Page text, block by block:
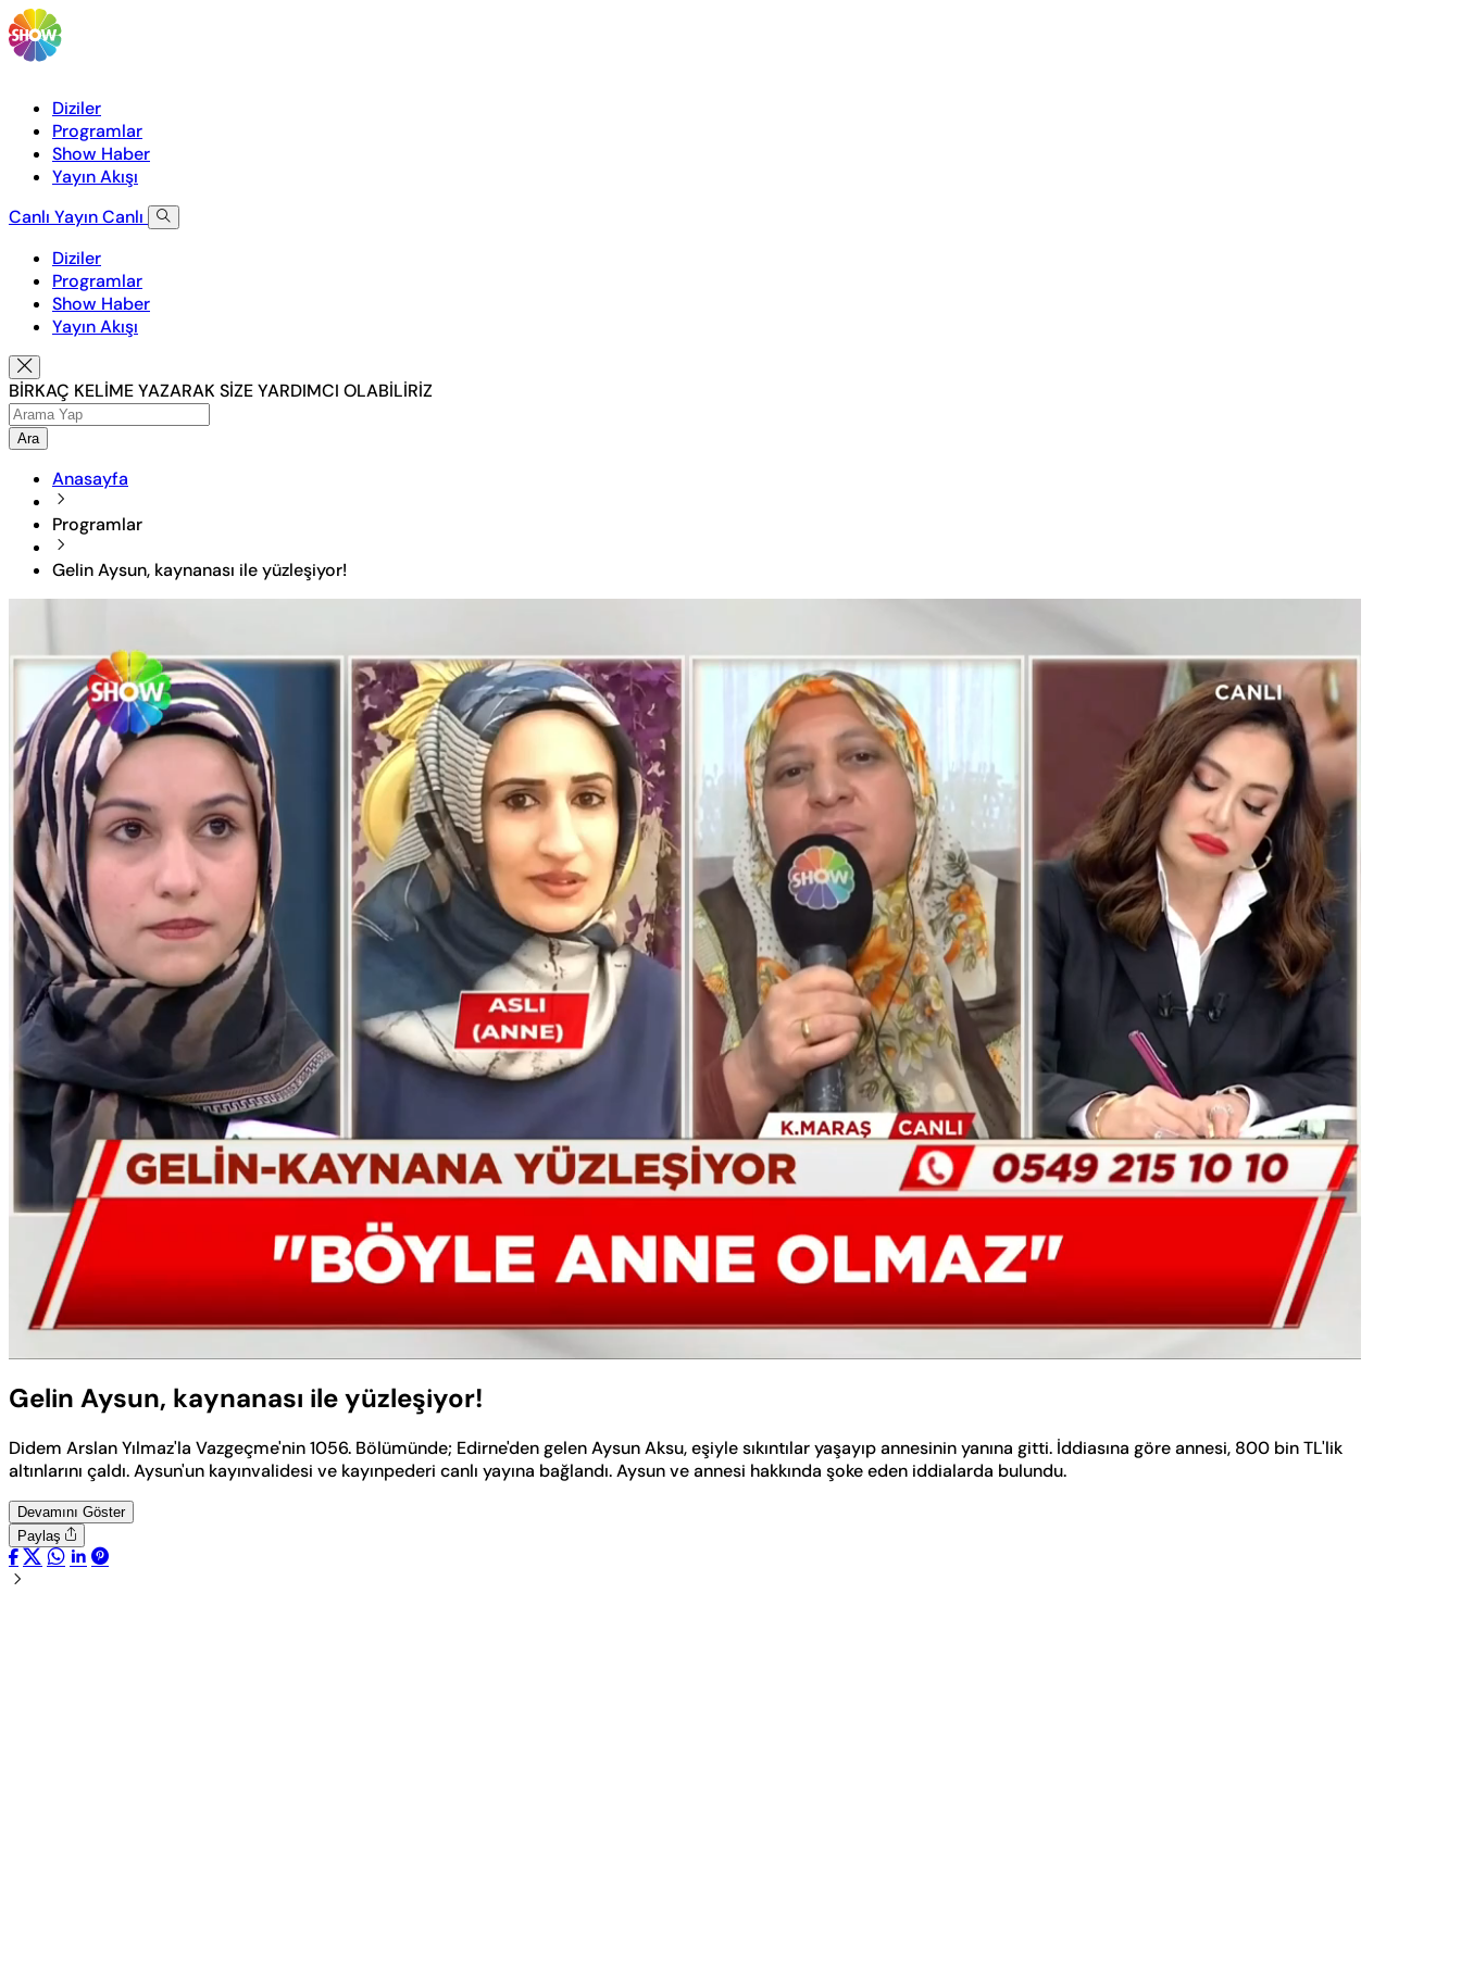
Diziler
Programlar
Show Haber
Yayın Akışı
Canlı YayınCanlı
Diziler
Programlar
Show Haber
Yayın Akışı
BİRKAÇ KELİME YAZARAK SİZE YARDIMCI OLABİLİRİZ
Ara
Anasayfa
Programlar
Gelin Aysun, kaynanası ile yüzleşiyor!
Aç
Hızı
Gelin Aysun, kaynanası ile yüzleşiyor!
Didem Arslan Yılmaz'la Vazgeçme'nin 1056. Bölümünde; Edirne'den gelen Aysun Aksu, eşiyle sıkıntılar yaşayıp annesinin yanına gitti. İddiasına göre annesi, 800 bin TL'lik
altınlarını çaldı. Aysun'un kayınvalidesi ve kayınpederi canlı yayına bağlandı. Aysun ve annesi hakkında şoke eden iddialarda bulundu.
Devamını Göster
Paylaş